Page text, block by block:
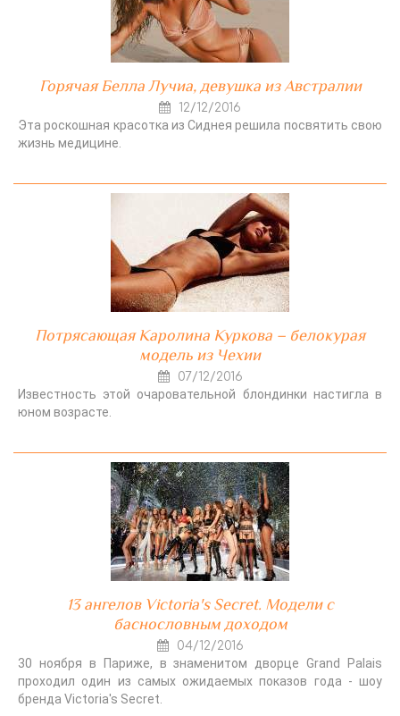
Горячая Белла Лучиа, девушка из Австралии
12/12/2016
Эта роскошная красотка из Сиднея решила посвятить свою
жизнь медицине.
Потрясающая Каролина Куркова – белокурая
модель из Чехии
07/12/2016
Известность этой очаровательной блондинки настигла в
юном возрасте.
13 ангелов Victoria's Secret. Модели с
баснословным доходом
04/12/2016
30 ноября в Париже, в знаменитом дворце Grand Palais
проходил один из самых ожидаемых показов года - шоу
бренда Victoria's Secret.